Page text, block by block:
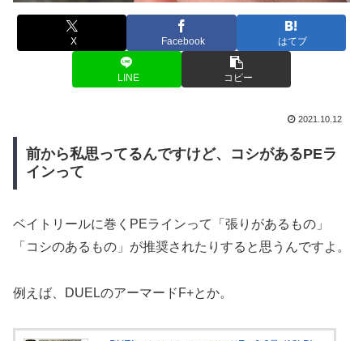
X Facebook はてブ
LINE コピー
2021.10.12
前から私思ってるんですけど、コシがあるPEラ
インって
ベイトリールに巻くPEラインって「張りがあるもの」
「コシのあるもの」が推奨されたりすると思うんですよ。
例えば、DUELのアーマードF+とか。